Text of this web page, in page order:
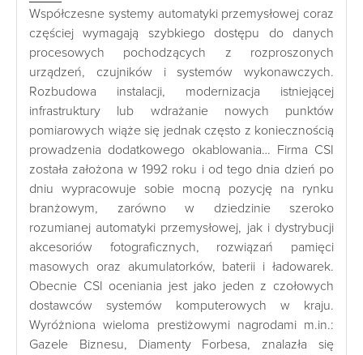
Współczesne systemy automatyki przemysłowej coraz
częściej wymagają szybkiego dostępu do danych
procesowych pochodzących z rozproszonych
urządzeń, czujników i systemów wykonawczych.
Rozbudowa instalacji, modernizacja istniejącej
infrastruktury lub wdrażanie nowych punktów
pomiarowych wiąże się jednak często z koniecznością
prowadzenia dodatkowego okablowania… Firma CSI
została założona w 1992 roku i od tego dnia dzień po
dniu wypracowuje sobie mocną pozycję na rynku
branżowym, zarówno w dziedzinie szeroko
rozumianej automatyki przemysłowej, jak i dystrybucji
akcesoriów fotograficznych, rozwiązań pamięci
masowych oraz akumulatorków, baterii i ładowarek.
Obecnie CSI oceniania jest jako jeden z czołowych
dostawców systemów komputerowych w kraju.
Wyróżniona wieloma prestiżowymi nagrodami m.in.:
Gazele Biznesu, Diamenty Forbesa, znalazła się